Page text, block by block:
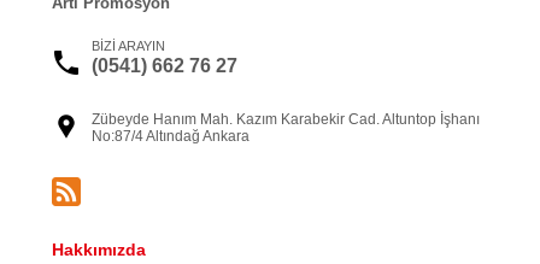
BİZİ ARAYIN
(0541) 662 76 27
Zübeyde Hanım Mah. Kazım Karabekir Cad. Altuntop İşhanı
No:87/4 Altındağ Ankara
Hakkımızda